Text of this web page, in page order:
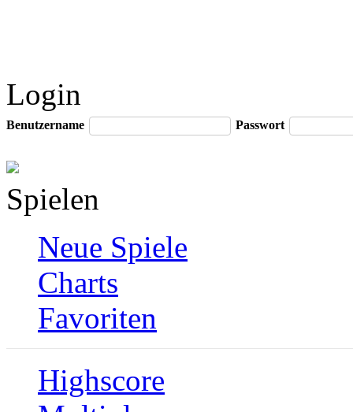
Login
Benutzername Passwort
Spielen
Neue Spiele
Charts
Favoriten
Highscore